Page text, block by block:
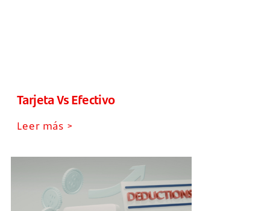
Tarjeta Vs Efectivo
Leer más >